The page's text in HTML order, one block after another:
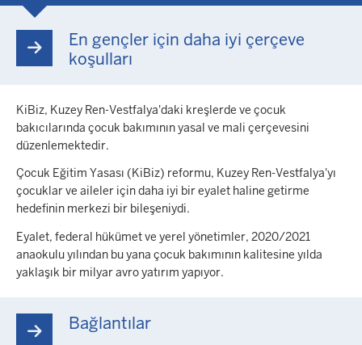
En gençler için daha iyi çerçeve
koşulları
KiBiz, Kuzey Ren-Vestfalya'daki kreşlerde ve çocuk
bakıcılarında çocuk bakımının yasal ve mali çerçevesini
düzenlemektedir.
Çocuk Eğitim Yasası (KiBiz) reformu, Kuzey Ren-Vestfalya'yı
çocuklar ve aileler için daha iyi bir eyalet haline getirme
hedefinin merkezi bir bileşeniydi.
Eyalet, federal hükümet ve yerel yönetimler, 2020/2021
anaokulu yılından bu yana çocuk bakımının kalitesine yılda
yaklaşık bir milyar avro yatırım yapıyor.
Bağlantılar